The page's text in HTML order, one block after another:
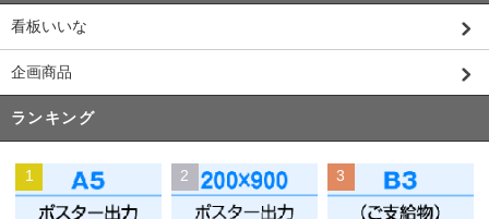
看板いいな
企画商品
ランキング
1 2 3